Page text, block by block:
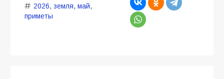
2026, земля, май,
приметы